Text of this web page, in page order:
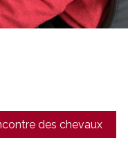
des chevaux